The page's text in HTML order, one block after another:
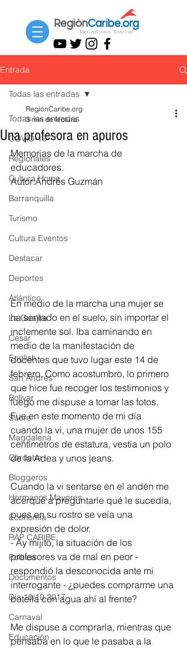
Entrada
Todas las entradas
COVID-19
Regionales
Cultura Home
Barranquilla
Turismo
Cultura Eventos
Destacar
Deportes
Atlántico
La Guajira
Cesar
English
San Andres
Bolívar
Sucre
Magdalena
Córdoba
Bloggeros
Hermanos Mayores
Economía
RAP CARIBE
Política
Documentos
Día 10/10 2017
Carnaval
Educación
Todas las entradas
Una profesora en apuros
RegiónCaribe.org
3 min de lectura
Memorias de la marcha de
educadores.
Autor:Andrés Guzmán
En medio de la marcha una mujer se
ha sentado en el suelo, sin importar el
inclemente sol. Iba caminando en
medio de la manifestación de
docentes que tuvo lugar este 14 de
febrero. Como acostumbro, lo primero
que hice fue recoger los testimonios y
luego me dispuse a tomar las fotos.
Fue en este momento de mi día
cuando la vi, una mujer de unos 155
centímetros de estatura, vestía un polo
de la Adea y unos jeans.
Cuando la vi sentarse en el andén me
acerqué a preguntarle qué le sucedía,
pues en su rostro se veía una
expresión de dolor.
- Ay mijito, la situación de los
profesores va de mal en peor -
respondió la desconocida ante mi
interrogante - ¿puedes comprarme una
botella con agua ahí al frente?
Me dispuse a comprarla, mientras que
pensaba en lo que le pasaba a la